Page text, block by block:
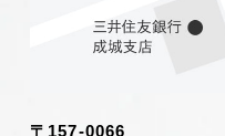
〒157-0066